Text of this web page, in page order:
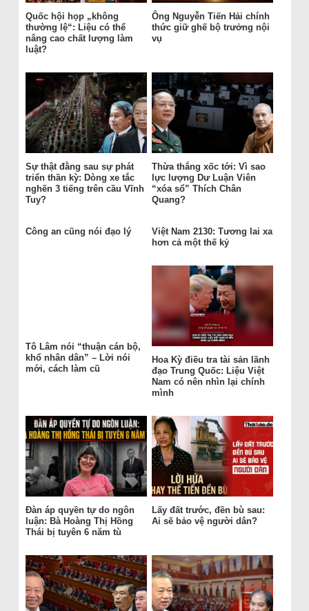
Quốc hội họp „không
thường lệ“: Liệu có thể
nâng cao chất lượng làm
luật?
Ông Nguyễn Tiến Hải chính
thức giữ ghế bộ trưởng nội
vụ
Sự thật đằng sau sự phát
triển thần kỳ: Dòng xe tắc
nghẽn 3 tiếng trên cầu Vĩnh
Tuy?
Thừa thắng xốc tới: Vì sao
lực lượng Dư Luận Viên
“xóa sổ” Thích Chân
Quang?
Công an cũng nói đạo lý
Việt Nam 2130: Tương lai xa
hơn cả một thế kỷ
Tô Lâm nói “thuận cán bộ,
khổ nhân dân” – Lời nói
mới, cách làm cũ
Hoa Kỳ điều tra tài sản lãnh
đạo Trung Quốc: Liệu Việt
Nam có nên nhìn lại chính
mình
Đàn áp quyền tự do ngôn
luận: Bà Hoàng Thị Hồng
Thái bị tuyên 6 năm tù
Lấy đất trước, đền bù sau:
Ai sẽ bảo vệ người dân?